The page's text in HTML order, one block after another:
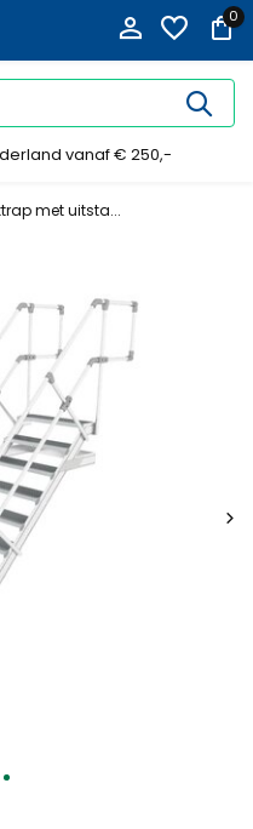
0
vanaf € 250,-
met uitsta...